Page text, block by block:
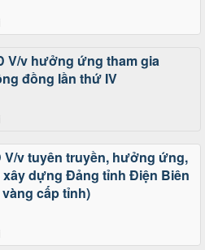
V/v hưởng ứng tham gia
đồng lần thứ IV
v tuyên truyền, hưởng ứng,
xây dựng Đảng tỉnh Điện Biên
cấp tỉnh)